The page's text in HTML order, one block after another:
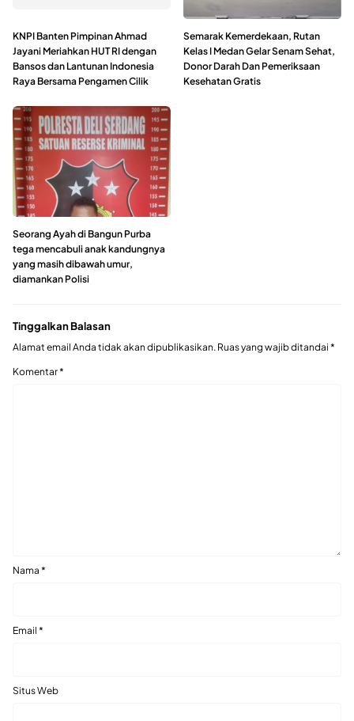
KNPI Banten Pimpinan Ahmad
Jayani Meriahkan HUT RI dengan
Bansos dan Lantunan Indonesia
Raya Bersama Pengamen Cilik
Semarak Kemerdekaan, Rutan
Kelas I Medan Gelar Senam Sehat,
Donor Darah Dan Pemeriksaan
Kesehatan Gratis
Seorang Ayah di Bangun Purba
tega mencabuli anak kandungnya
yang masih dibawah umur,
diamankan Polisi
Tinggalkan Balasan
Alamat email Anda tidak akan dipublikasikan. Ruas yang wajib ditandai *
Komentar*
Nama *
Email *
Situs Web